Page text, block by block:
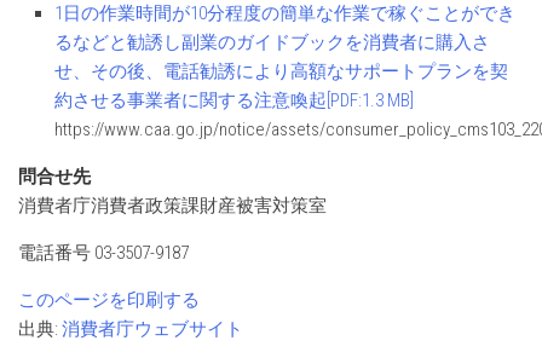
1日の作業時間が10分程度の簡単な作業で稼ぐことができ
るなどと勧誘し副業のガイドブックを消費者に購入さ
せ、その後、電話勧誘により高額なサポートプランを契
約させる事業者に関する注意喚起[PDF:1.3 MB]
https://www.caa.go.jp/notice/assets/
問合せ先
消費者庁消費者政策課財産被害対策室
電話番号 03-3507-9187
このページを印刷する
出典: 消費者庁ウェブサイト